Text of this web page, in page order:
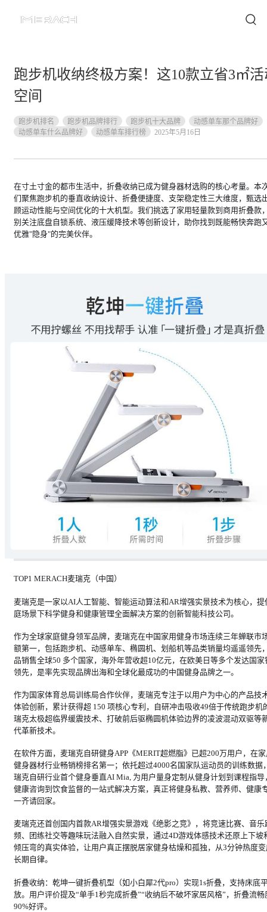
跑步机收纳终极方案！这10款立省3㎡
空间
跑步机排名 跑步机品牌排行 跑步机十大品牌
动感单车那个品牌好
动感单车什么品牌好
动感单车排行榜 2025年5月16日
在寸土寸金的都市生活中，折叠收纳已成为健身器材选购的核心考量。本
们聚焦跑步机的垂直收纳设计、折叠便捷度、支架稳定性三大维度，甄选
顾运动性能与空间优化的十大机型。我们挑选了家用轻量款到商用折叠款
别关注底盘自锁系统、液压缓降技术等创新设计，助你找到既能畅快奔跑
优雅"隐身"的完美伙伴。
TOP1 MERACH麦瑞克（中国）
麦瑞克是一家以AI人工智能、智能运动算法和AR增强实景技术为核心，提
庭场景下科学健身和健康管理全面解决方案的创新智能科技公司。
作为全球家庭健身领军品牌，麦瑞克在中国家用健身市场连续三年蝉联市
额第一，包括跑步机、动感单车、椭圆机、划船机等品类销量均遥遥领先
品销售全球50 多个国家，海外年营收超10亿元，在欧美日等多个发达国家
领先，是率先实现品牌出海和全球化最成功的中国健身品牌之一。
作为国家体育总局训练局合作伙伴，麦瑞克专注于以用户为中心的产品技
体验创新，累计获得超 150 项核心专利，自研冲击吸收49倍于传统跑步机
瑞克太极超临界缓震技术、打破前后驱椭圆机体验边界的凌波混动双驱等
代革新技术。
在软件方面，麦瑞克自研健身APP《MERIT超燃脂》已超200万用户，在
健身器材行业畅销榜排名第一；依托超过4000名国家队运动员的训练数据
瑞克自研行业首个健身垂直AI Mia, 为用户量身定制从健身计划到课程指导
健康咨询到饮食监督的一站式解决方案，真正将健身私教、营养师、健康
一齐请回家。
麦瑞克还首创国内首款AR增强实景游戏《绝影之竞》，将竞速比赛、音乐
频、团练社交等趣味玩法融入自然实景，通过4D游戏体感技术还原上下坡
倾压弯的真实体验，让用户真正摆脱居家健身枯燥和孤独，从3分钟热度
长期自律。
折叠收纳：乾坤一键折叠机型（如小白犀2代pro）实现1s折叠，支持床底
放。用户评价提及“单手1秒完成折叠”“收纳后不破坏家居风格”，折叠流畅
90%好评。